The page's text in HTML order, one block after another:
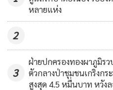
หลายแห่ง
2
3
ฝ่ายปกครองทองผาภูมิร
ตัวกลางป่าชุมชนเกริงกร
สูงสุด 4.5 หมื่นบาท หวัง